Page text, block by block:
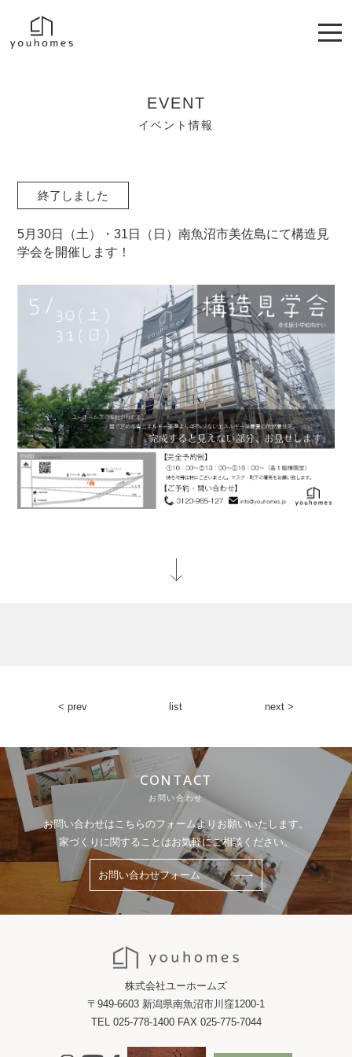
EVENT
イベント情報
終了しました
5月30日（土）・31日（日）南魚沼市美佐島にて構造見
学会を開催します！
< prev list next >
CONTACT
お問い合わせ
お問い合わせはこちらのフォームよりお願いいたします。
家づくりに関することはお気軽にご相談ください。
お問い合わせフォーム
株式会社ユーホームズ
〒949-6603 新潟県南魚沼市川窪1200-1
TEL 025-778-1400 FAX 025-775-7044